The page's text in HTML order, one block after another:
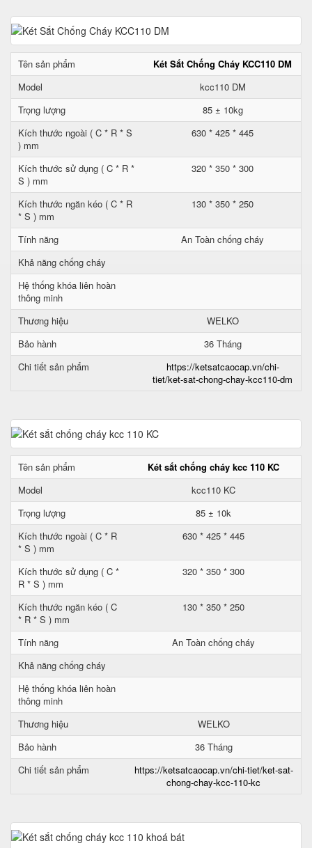
Tên sản phẩm
Két Sắt Chống Cháy KCC110 DM
Model
kcc110 DM
Trọng lượng
85 ± 10kg
Kích thước ngoài ( C * R * S
) mm
630 * 425 * 445
Kích thước sử dụng ( C * R *
S ) mm
320 * 350 * 300
Kích thước ngăn kéo ( C * R
* S ) mm
130 * 350 * 250
Tính năng
An Toàn chống cháy
Khả năng chống cháy
Hệ thống khóa liên hoàn
thông minh
Thương hiệu
WELKO
Bảo hành
36 Tháng
Chi tiết sản phẩm
https://ketsatcaocap.vn/chi-
tiet/ket-sat-chong-chay-kcc110-dm
Tên sản phẩm
Két sắt chống cháy kcc 110 KC
Model
kcc110 KC
Trọng lượng
85 ± 10k
Kích thước ngoài ( C * R
* S ) mm
630 * 425 * 445
Kích thước sử dụng ( C *
R * S ) mm
320 * 350 * 300
Kích thước ngăn kéo ( C
* R * S ) mm
130 * 350 * 250
Tính năng
An Toàn chống cháy
Khả năng chống cháy
Hệ thống khóa liên hoàn
thông minh
Thương hiệu
WELKO
Bảo hành
36 Tháng
Chi tiết sản phẩm
https://ketsatcaocap.vn/chi-tiet/ket-sat-
chong-chay-kcc-110-kc